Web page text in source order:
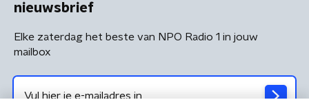
nieuwsbrief
Elke zaterdag het beste van NPO Radio 1 in jouw
mailbox